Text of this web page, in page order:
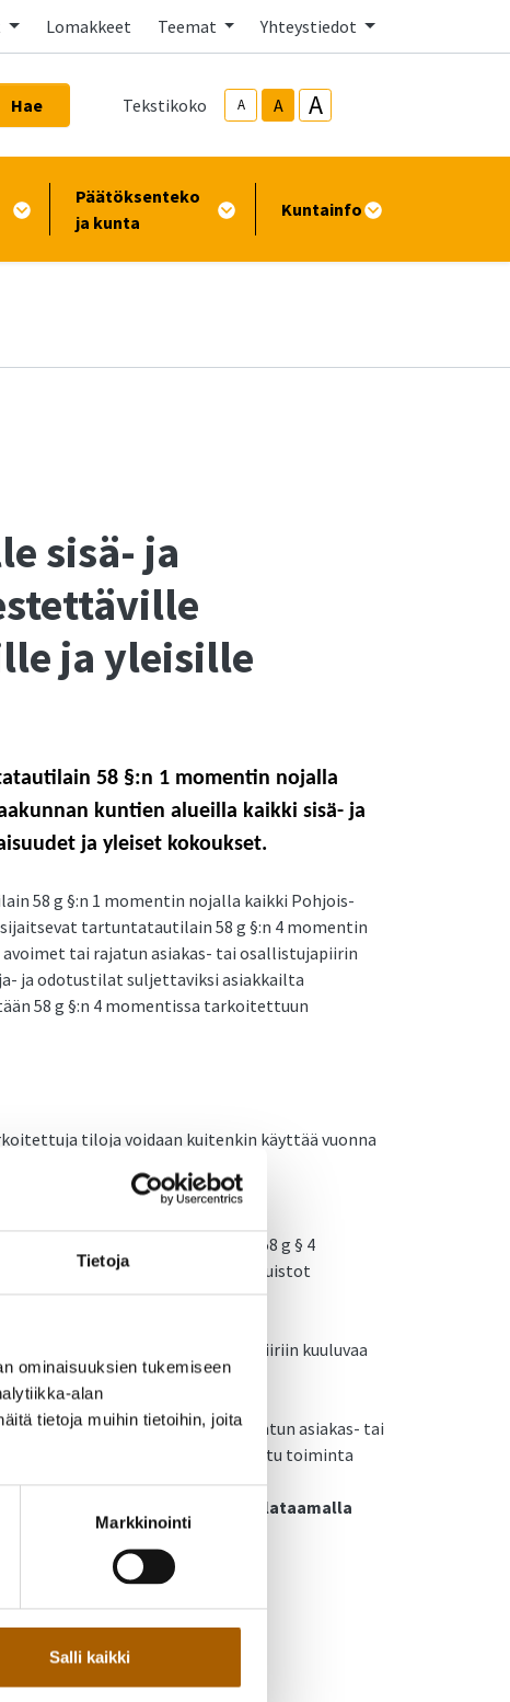
Tietoja
ominaisuuksien tukemiseen
alan
tietoja muihin tietoihin, joita
Markkinointi
Salli kaikki
Lomakkeet Teemat Yhteystiedot
Hae Tekstikoko A A A
Päätöksenteko
ja kunta
Kuntainfo
sisä- ja
ja yleisille
58 §:n 1 momentin nojalla
kuntien alueilla kaikki sisä- ja
ja yleiset kokoukset.
58 g §:n 1 momentin nojalla kaikki Pohjois-
tartuntatautilain 58 g §:n 4 momentin
tai rajatun asiakas- tai osallistujapiirin
ja odotustilat suljettaviksi asiakkailta
58 g §:n 4 momentissa tarkoitettuun
tiloja voidaan kuitenkin käyttää vuonna
ei koske tartuntatautilain 58 g § 4
mukaisia tiloja ovat sisäleikkipuistot
eikä yksityis- tai perhe-elämän piiriin kuuluvaa
yleisölle avoimet tai rajatun asiakas- tai
58 g §:n 4 momentissa tarkoitettu toiminta
määritelty tämän päätöksen
rajauksiin tarkemmin lataamalla